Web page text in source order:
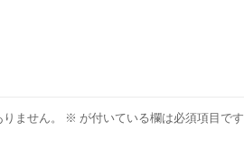
ません。 ※ が付いている欄は必須項目です